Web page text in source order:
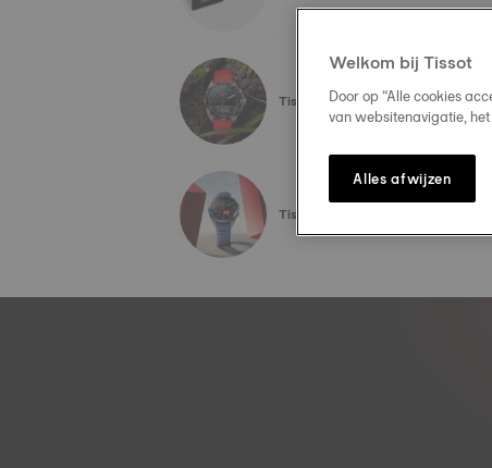
Tissot T-Touch Connect Solar
Tissot T-Touch Connect Sport
Welkom bij Tissot
Door op “Alle cookies
van websitenavigatie,
Alles afwijzen